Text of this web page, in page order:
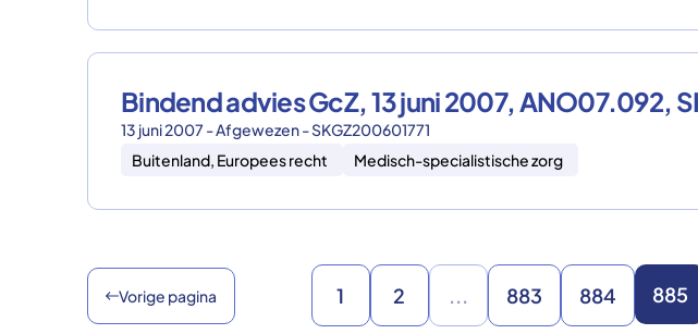
Bindend advies GcZ, 13 juni 2007, ANO07.092,
13 juni 2007 - Afgewezen - SKGZ200601771
Buitenland, Europees recht
Medisch-specialistische zorg
Vorige pagina 1 2 ... 883 884 885